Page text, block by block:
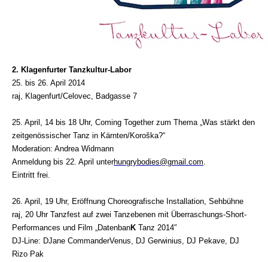
2. Klagenfurter Tanzkultur-Labor
25. bis 26. April 2014
raj, Klagenfurt/Celovec, Badgasse 7
25. April, 14 bis 18 Uhr, Coming Together zum Thema „Was stärkt den
zeitgenössischer Tanz in Kärnten/Koroška?“
Moderation: Andrea Widmann
Anmeldung bis 22. April unterhungrybodies@gmail.com.
Eintritt frei.
26. April, 19 Uhr, Eröffnung Choreografische Installation, Sehbühne
raj, 20 Uhr Tanzfest auf zwei Tanzebenen mit Überraschungs-Short-
Performances und Film „DatenbanK Tanz 2014″
DJ-Line: DJane CommanderVenus, DJ Gerwinius, DJ Pekave, DJ
Rizo Pak